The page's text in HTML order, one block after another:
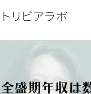
トリビアラボ